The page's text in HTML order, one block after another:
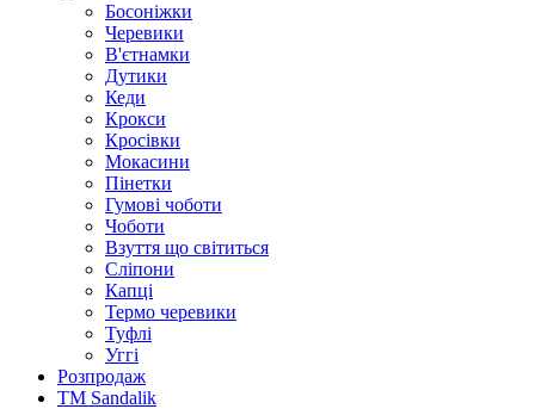
Босоніжки
Черевики
В'єтнамки
Дутики
Кеди
Крокси
Кросівки
Мокасини
Пінетки
Гумові чоботи
Чоботи
Взуття що світиться
Сліпони
Капці
Термо черевики
Туфлі
Уггі
Розпродаж
TM Sandalik